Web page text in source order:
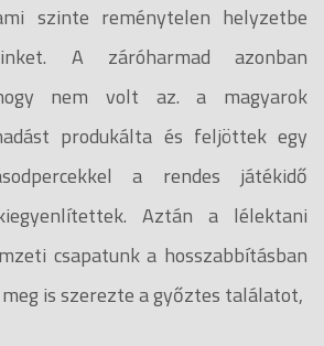
szinte reménytelen helyzetbe
A záróharmad azonban
nem volt az. a magyarok
produkálta és feljöttek egy
a rendes játékidő
Aztán a lélektani
csapatunk a hosszabbításban
is szerezte a győztes találatot,